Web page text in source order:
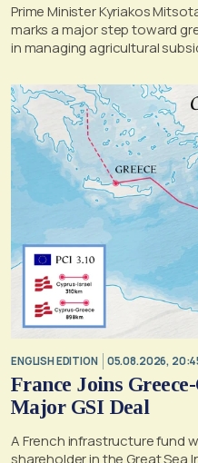
Prime Minister Kyriakos
marks a major step toward
in managing agricultural
ENGLISH EDITION 05.08.2026,
France Joins
Major GSI Deal
A French infrastructure fund